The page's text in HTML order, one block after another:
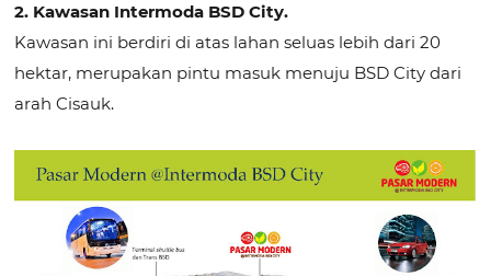
2. Kawasan Intermoda BSD City.
Kawasan ini berdiri di atas lahan seluas lebih dari 20
hektar, merupakan pintu masuk menuju BSD City dari
arah Cisauk.